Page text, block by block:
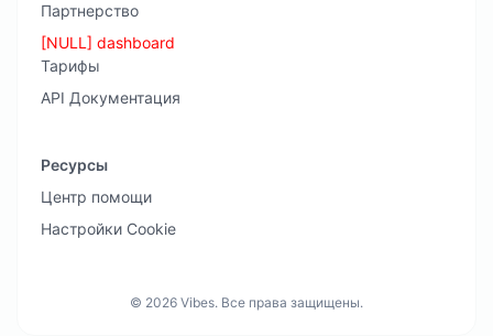
Партнерство
[NULL] dashboard
Тарифы
API Документация
Ресурсы
Центр помощи
Настройки Cookie
© 2026 Vibes. Все права защищены.